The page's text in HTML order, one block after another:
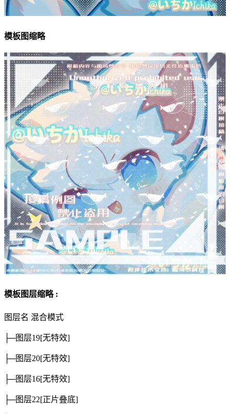
模板图缩略
模板图层缩略 :
图层名 混合模式
├─图层19[无特效]
├─图层20[无特效]
├─图层16[无特效]
├─图层22[正片叠底]